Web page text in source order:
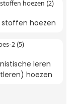
stoffen hoezen
leren
hoezen